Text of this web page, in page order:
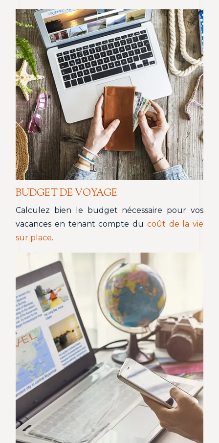
BUDGET DE VOYAGE
Calculez bien le budget nécessaire pour vos
vacances en tenant compte du coût de la vie
sur place.